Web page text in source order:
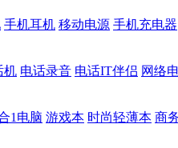
手机耳机 移动电源 手机充电器
机 电话录音 电话IT伴侣 网络
1电脑 游戏本 时尚轻薄本 商